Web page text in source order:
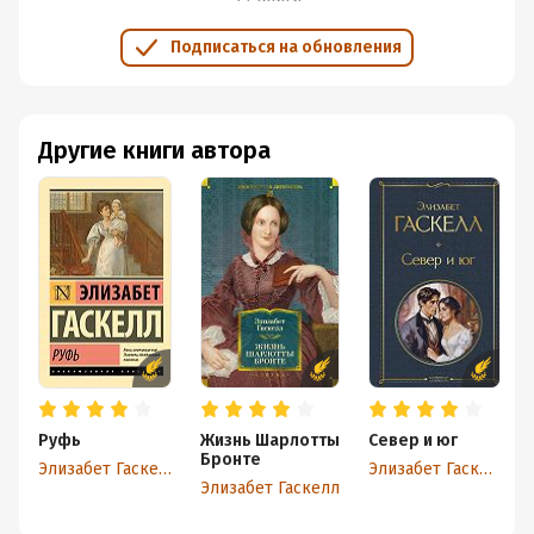
Гаскелл, потому что она мне интересна, она меня
придраться не к чему. Очень понравился актер,
который сыграл роль мистера Торнтона.
Подписаться на обновления
Другие книги автора
Руфь
Элизабет Гаскелл
Жизнь Шарлотты
Бронте
Элизабет Гаскелл
Север и юг
Элизабет Гаскелл